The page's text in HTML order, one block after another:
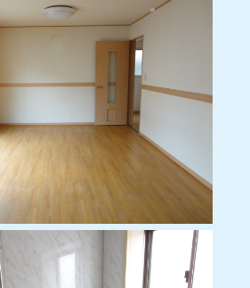
期借家契約になります。
再契約事務手数料：22,000
可（室内飼い）※事前に申
きが必要です。
入要、連帯保証人必要
の為、浄化槽の定期点検、
居者様負担になります。
の道は私道の為除雪は入り
動(ゴミST掃除など)がありま